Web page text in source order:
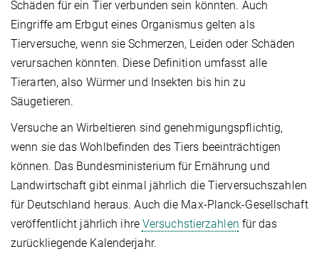
Schäden für ein Tier verbunden sein könnten. Auch
Eingriffe am Erbgut eines Organismus gelten als
Tierversuche, wenn sie Schmerzen, Leiden oder Schäden
verursachen könnten. Diese Definition umfasst alle
Tierarten, also Würmer und Insekten bis hin zu
Säugetieren.
Versuche an Wirbeltieren sind genehmigungspflichtig,
wenn sie das Wohlbefinden des Tiers beeinträchtigen
können. Das Bundesministerium für Ernährung und
Landwirtschaft gibt einmal jährlich die Tierversuchszahlen
für Deutschland heraus. Auch die Max-Planck-Gesellschaft
veröffentlicht jährlich ihre Versuchstierzahlen für das
zurückliegende Kalenderjahr.